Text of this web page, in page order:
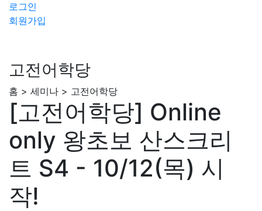
로그인
회원가입
고전어학당
홈 > 세미나 > 고전어학당
[고전어학당] Online
only 왕초보 산스크리
트 S4 - 10/12(목) 시
작!